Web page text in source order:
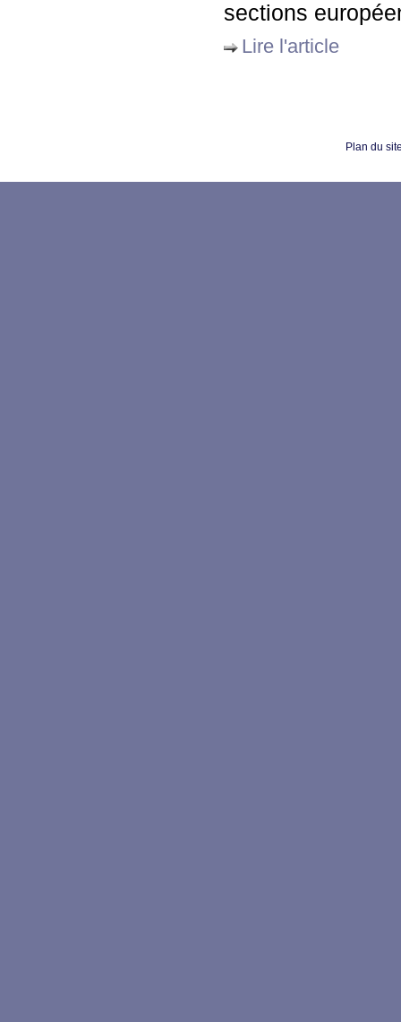
sections
Lire l'article
Plan du